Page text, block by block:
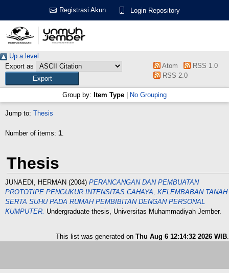
Registrasi Akun Login Repository
Up a level
Export as
Atom
RSS 1.0
RSS 2.0
Group by: Item Type No Grouping
Jump to: Thesis
Number of items: 1.
Thesis
JUNAEDI, HERMAN (2004) PERANCANGAN DAN PEMBUATAN
PROTOTIPE PENGUKUR INTENSITAS CAHAYA, KELEMBABAN TANAH
SERTA SUHU PADA RUMAH PEMBIBITAN DENGAN PERSONAL
KUMPUTER. Undergraduate thesis, Universitas Muhammadiyah Jember.
This list was generated on Thu Aug 6 12:14:32 2026 WIB.